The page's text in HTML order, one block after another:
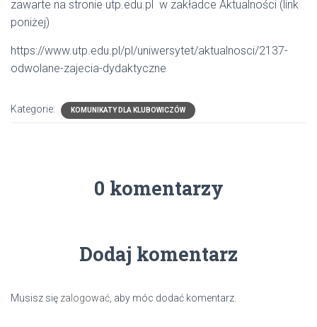
zawarte na stronie utp.edu.pl w zakładce Aktualności (link
poniżej)
https://www.utp.edu.pl/pl/uniwersytet/aktualnosci/2137-
odwolane-zajecia-dydaktyczne
Kategorie: KOMUNIKATY DLA KLUBOWICZÓW
0 komentarzy
Dodaj komentarz
Musisz się zalogować , aby móc dodać komentarz.